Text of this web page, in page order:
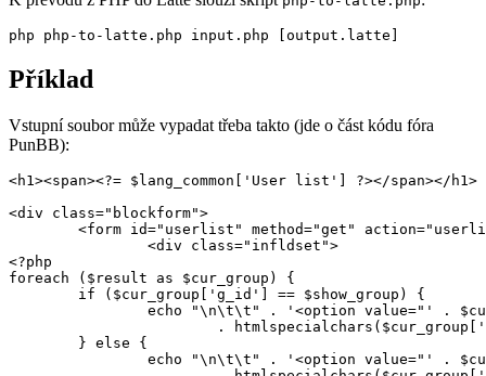
Příklad
Vstupní soubor může vypadat třeba takto (jde o část kódu fóra
PunBB):
<h1><span><?= $lang_common['User list'] ?></span></h1>
<div class="blockform">
<?php
foreach ($result as $cur_group) {